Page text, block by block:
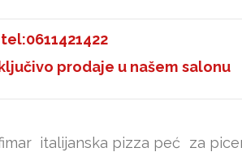
prodaje u našem salonu
italijanska pizza peć za